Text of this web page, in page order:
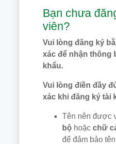
Bạn chưa
viên?
Vui lòng đăng ký
xác để nhận thông
khẩu.
Vui lòng điền đầy
xác khi đăng ký tài
Tên nên được
bộ hoặc chữ
để đảm bảo